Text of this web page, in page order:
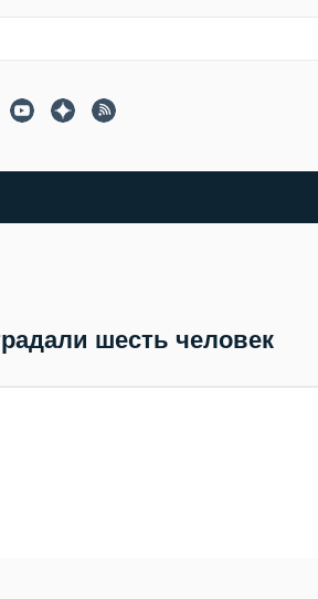
шесть человек